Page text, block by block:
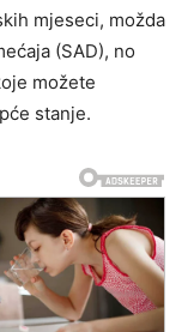
mjeseci, možda
(SAD), no
možete
stanje.